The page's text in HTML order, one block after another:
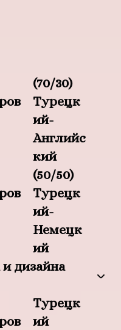
(70/30)
Турецк
ий-
Английс
кий
(50/50)
Турецк
ий-
Немецк
ий
дизайна
Турецк
ий